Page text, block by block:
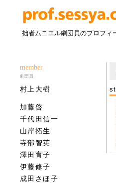
拙者ムニエル劇団員のプロフィ
member
劇団員
村上大樹
加藤啓
千代田信一
山岸拓生
寺部智英
澤田育子
伊藤修子
成田さほ子